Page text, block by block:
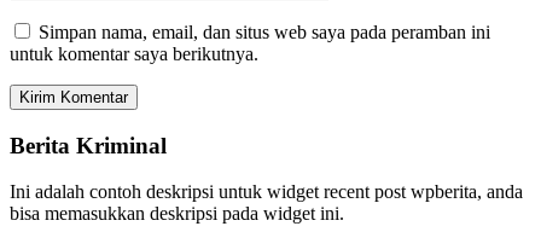
Simpan nama, email, dan situs web saya pada peramban ini
untuk komentar saya berikutnya.
Berita Kriminal
Ini adalah contoh deskripsi untuk widget recent post wpberita, anda
bisa memasukkan deskripsi pada widget ini.